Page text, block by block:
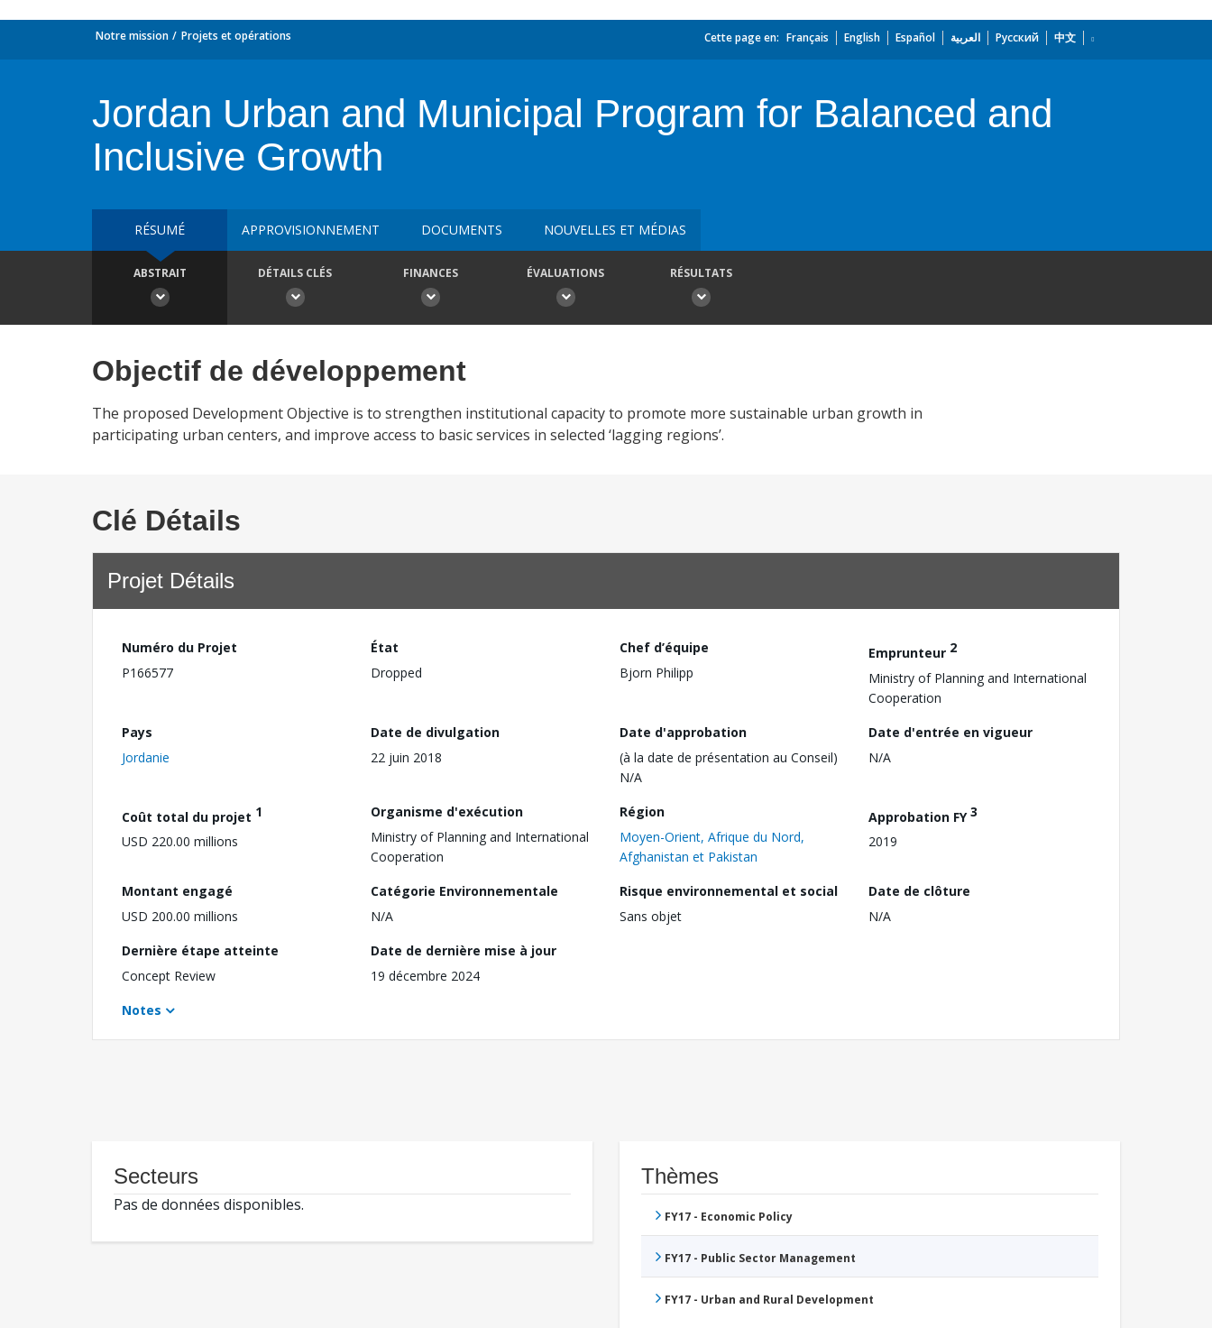
Notre mission Projets et opérations Cette page en: Français English Español العربية Русский 中文
Jordan Urban and Municipal Program for Balanced and
Inclusive Growth
RÉSUMÉ APPROVISIONNEMENT DOCUMENTS NOUVELLES ET MÉDIAS
ABSTRAIT DÉTAILS CLÉS FINANCES ÉVALUATIONS RÉSULTATS
Objectif de développement
The proposed Development Objective is to strengthen institutional capacity to promote more sustainable urban growth in
participating urban centers, and improve access to basic services in selected ‘lagging regions’.
Clé Détails
Projet Détails
Numéro du Projet
P166577
État
Dropped
Chef d’équipe
Bjorn Philipp
Emprunteur 2
Ministry of Planning and International
Cooperation
Pays
Jordanie
Date de divulgation
22 juin 2018
Date d'approbation
(à la date de présentation au Conseil)
N/A
Date d'entrée en vigueur
N/A
Coût total du projet 1
USD 220.00 millions
Organisme d'exécution
Ministry of Planning and International
Cooperation
Région
Moyen-Orient, Afrique du Nord,
Afghanistan et Pakistan
Approbation FY3
2019
Montant engagé
USD 200.00 millions
Catégorie Environnementale
N/A
Risque environnemental et social
Sans objet
Date de clôture
N/A
Dernière étape atteinte
Concept Review
Date de dernière mise à jour
19 décembre 2024
Notes
Secteurs
Pas de données disponibles.
Thèmes
FY17 - Economic Policy
FY17 - Public Sector Management
FY17 - Urban and Rural Development